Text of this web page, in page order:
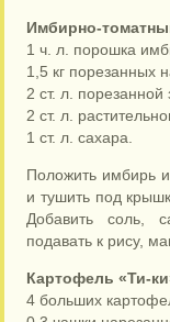
Имбирно-
1 ч. л. порошка
1,5 кг порезанных
2 ст. л. порезанной
2 ст. л.
1 ст. л. сахара.
Положить имбирь
и тушить под
Добавить соль,
подавать к рису,
Картофель «Ти-
4 больших